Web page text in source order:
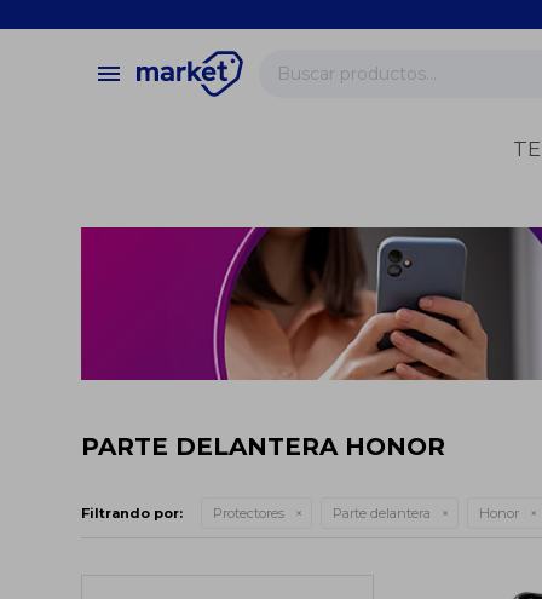
menu
PARTE DELANTERA HONOR
Filtrando por: Protectores Parte delantera Honor
close
store